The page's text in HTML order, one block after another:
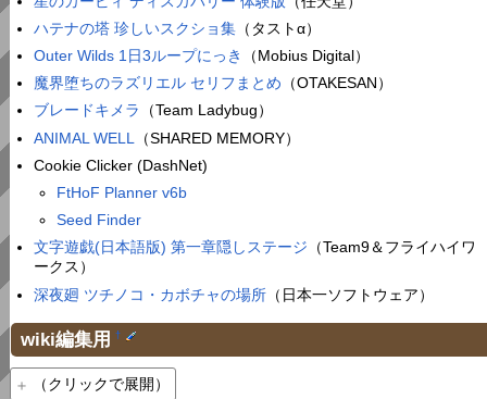
ハテナの塔 珍しいスクショ集（タストα）
Outer Wilds 1日3ループにっき
（Mobius Digital）
魔界堕ちのラズリエル セリフまとめ （OTAKESAN）
ブレードキメラ （Team Ladybug）
ANIMAL WELL
（SHARED MEMORY）
Cookie Clicker (DashNet)
FtHoF Planner v6b
Seed Finder
文字遊戯(日本語版) 第一章隠しステージ （Team9＆フライハイワ
ークス）
深夜廻 ツチノコ・カボチャの場所（日本一ソフトウェア）
wiki編集用 †
（クリックで展開）